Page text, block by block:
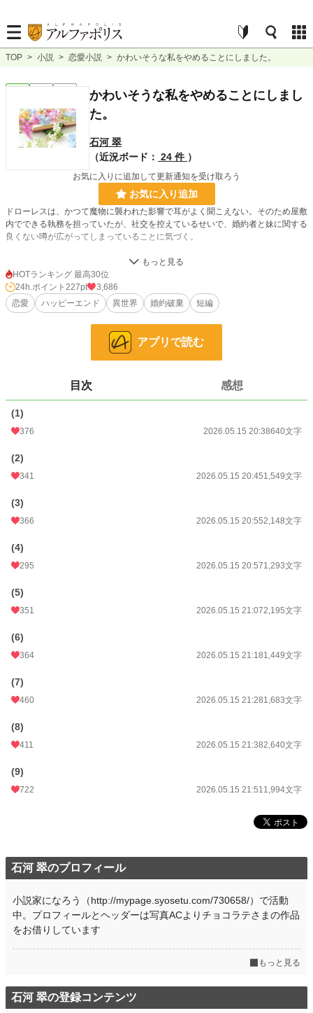
TOP > 小説 > 恋愛小説 > かわいそうな私をやめることにしました。
かわいそうな私をやめることにしまし
た。
石河 翠
（近況ボード： 24 件 ）
お気に入りに追加して更新通知を受け取ろう
お気に入り追加
ドローレスは、かつて魔物に襲われた影響で耳がよく聞こえない。そのため屋敷
内でできる執務を担っていたが、社交を控えているせいで、婚約者と妹に関する
良くない噂が広がってしまっていることに気づく。
婚約者と妹の不名誉な噂を払しょくしたい。そう願ったドローレスは耳の手術を
受けることを決める。これですべてがうまくいくと思いきや、婚約者も妹も主人
公の身体に負担をかけるようなことばかりしでかしてくる。このままでは再び耳
が聞こえなくなる可能性が高い。
家族のことを思うばかり、いろいろなことを呑み込んでいた彼女だったが……。
可哀想な自分をやめたヒロインと、ヒロインが前を向けるように見守るヒーロー
の恋物語。ハッピーエンドです。
この作品は他サイトにも投稿しております。
表紙絵は写真ACよりチョコラテさまの作品（写真ID:4470778）をお借りしてお
ります。
24h.ポイント
更新日時
初回公開日時
初回完結日時
週間ポイント
年間ポイント
HOTランキング 最高30位
24h.ポイント 227pt
3,686
恋愛
ハッピーエンド 異世界 婚約破棄 短編
アプリで読む
目次 感想
(1)
376 2026.05.15 20:38640文字
(2)
341 2026.05.15 20:451,549文字
(3)
366 2026.05.15 20:552,148文字
(4)
295 2026.05.15 20:571,293文字
(5)
351 2026.05.15 21:072,195文字
(6)
364 2026.05.15 21:181,449文字
(7)
460 2026.05.15 21:281,683文字
(8)
411 2026.05.15 21:382,640文字
(9)
722 2026.05.15 21:511,994文字
石河 翠のプロフィール
小説家になろう（http://mypage.syosetu.com/730658/）で活動
中。プロフィールとヘッダーは写真ACよりチョコラテさまの作品
をお借りしています
もっと見る
石河 翠の登録コンテンツ